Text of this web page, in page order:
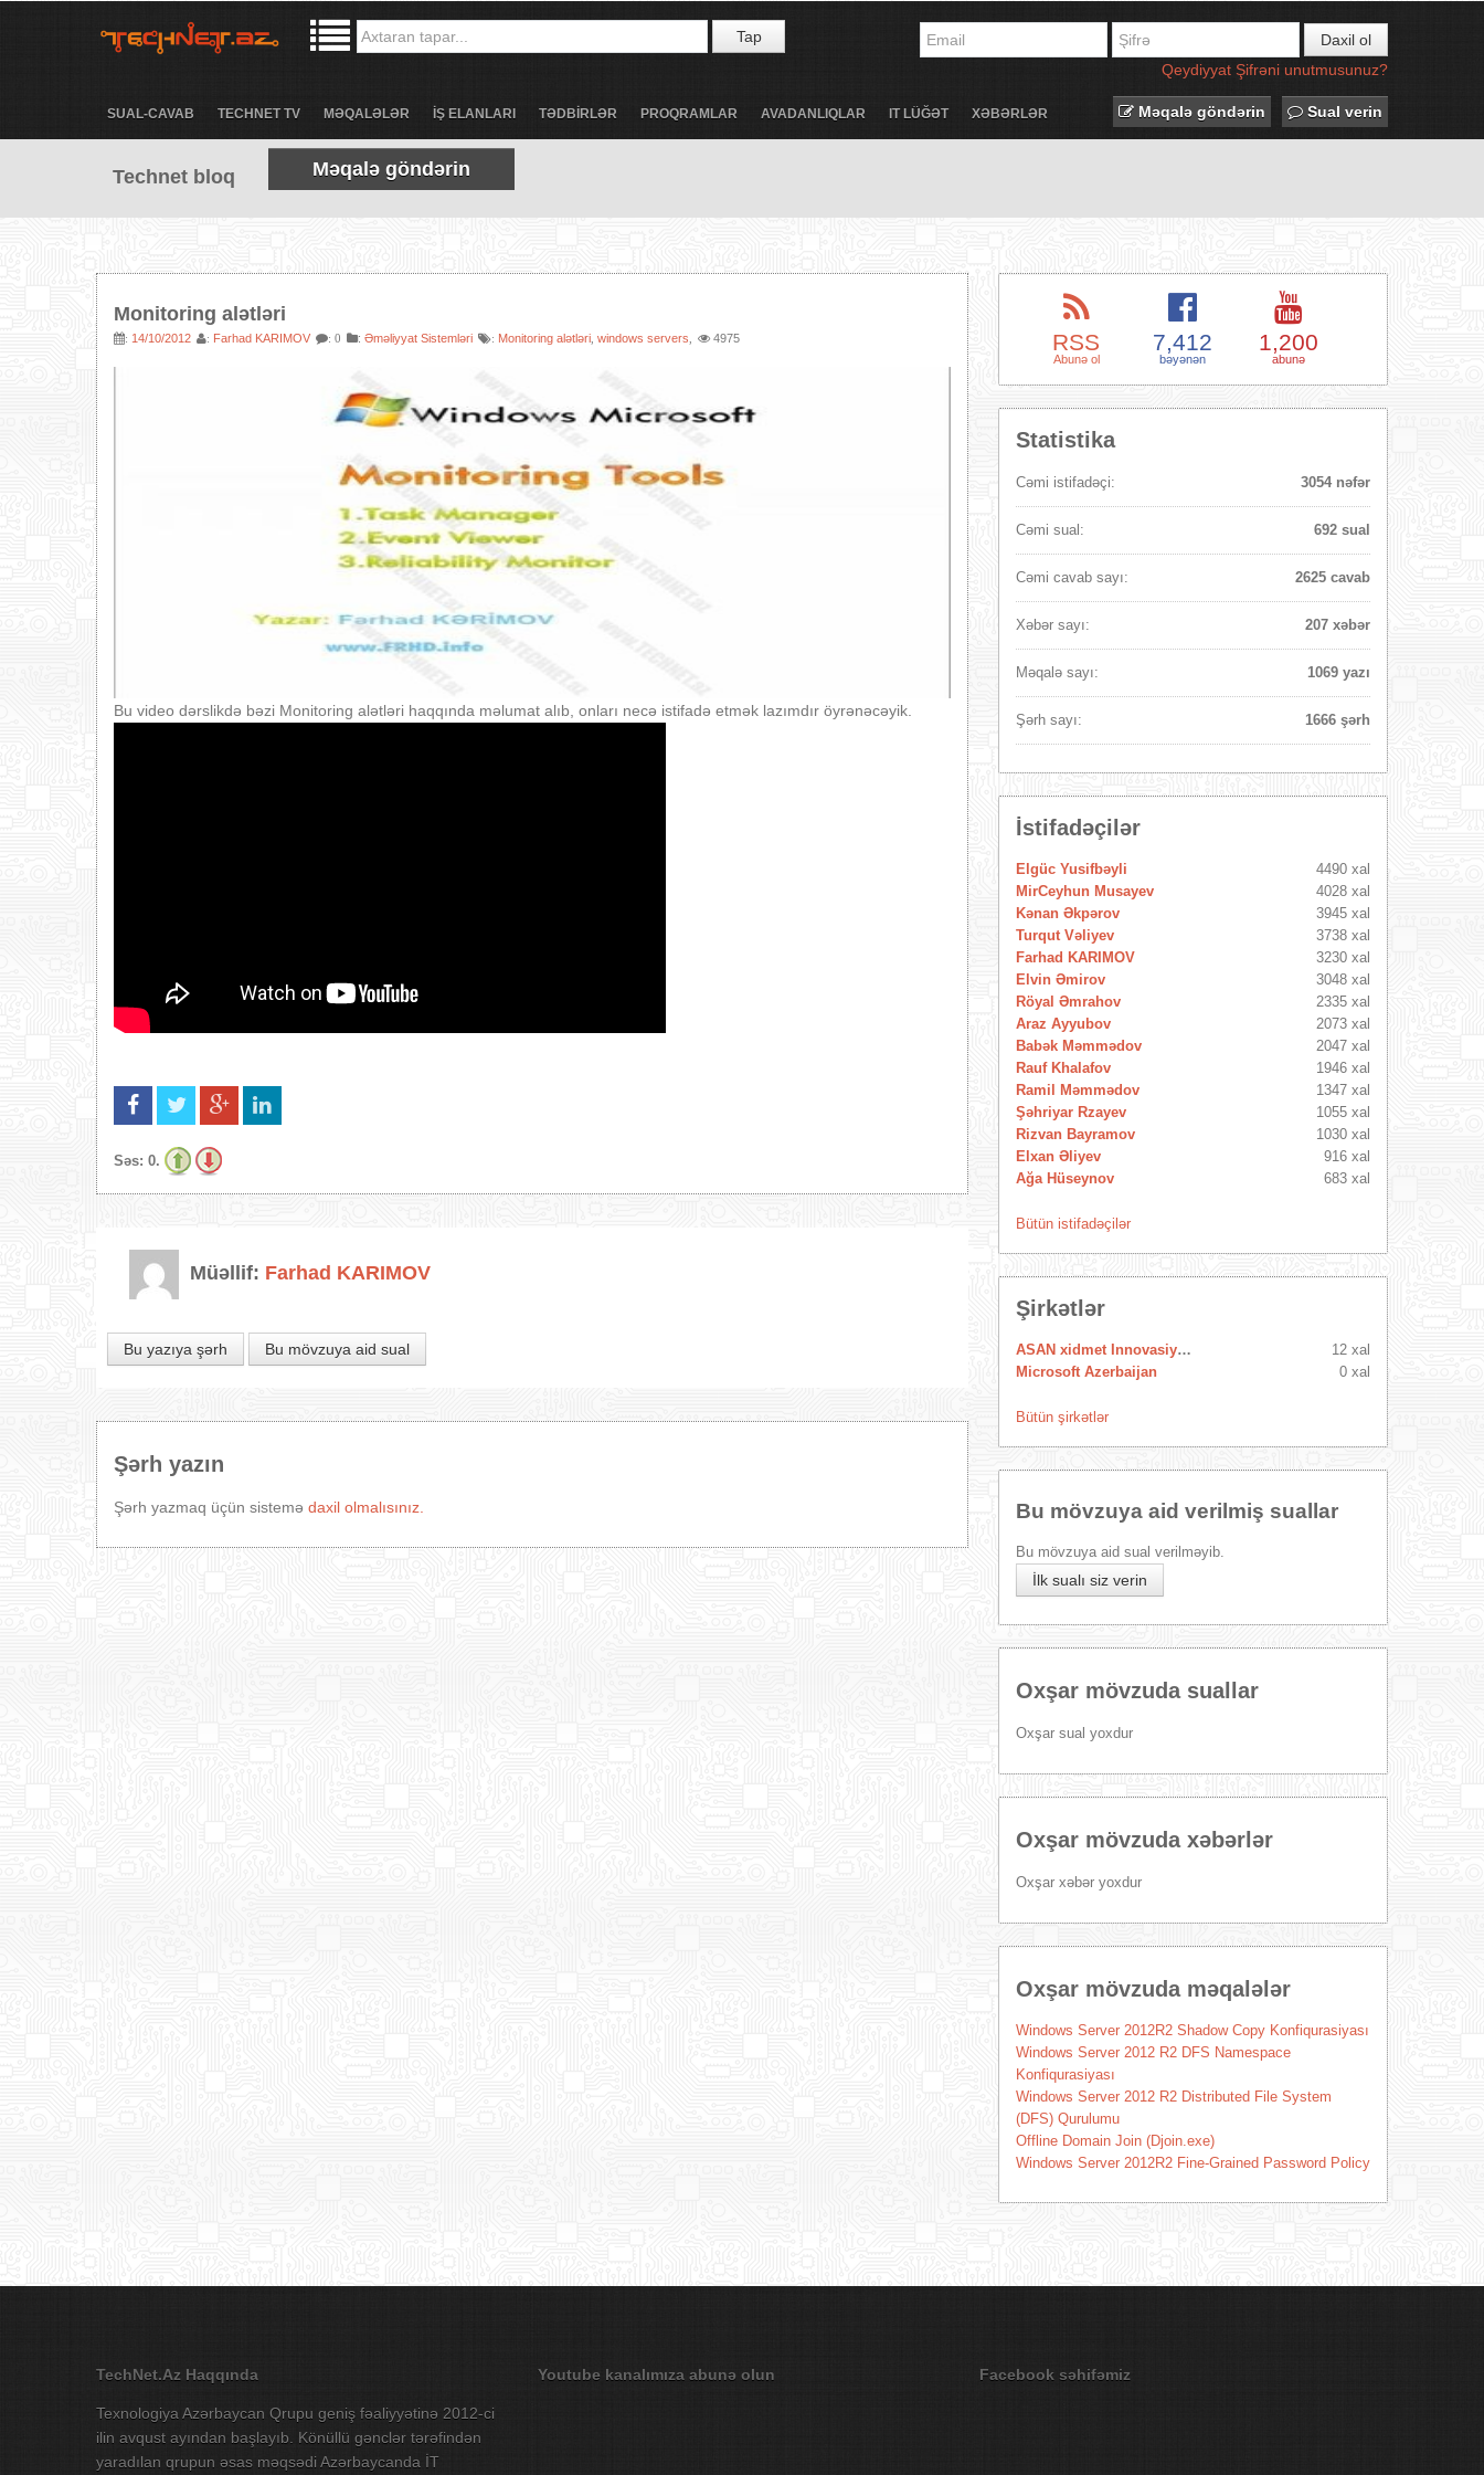
Tap
Daxil ol
Qeydiyyat Şifrəni unutmusunuz?
SUAL-CAVAB TECHNET TV MƏQALƏLƏR İŞ ELANLARI TƏDBİRLƏR PROQRAMLAR AVADANLIQLAR IT LÜĞƏT XƏBƏRLƏR Məqalə göndərin Sual verin
Technet bloq Məqalə göndərin
Monitoring alətləri
: 14/10/2012 : Farhad KARIMOV : 0 : Əməliyyat Sistemləri : Monitoring alətləri windows servers 4975
Bu video dərslikdə bəzi Monitoring alətləri haqqında məlumat alıb, onları necə istifadə etmək lazımdır öyrənəcəyik.
Səs: 0.
Müəllif: Farhad KARIMOV
Bu yazıya şərh Bu mövzuya aid sual
Şərh yazın
Şərh yazmaq üçün sistemə daxil olmalısınız.
RSS
Abunə ol
7,412
bəyənən
1,200
abunə
Statistika
Cəmi istifadəçi: 3054 nəfər
Cəmi sual: 692 sual
Cəmi cavab sayı: 2625 cavab
Xəbər sayı: 207 xəbər
Məqalə sayı: 1069 yazı
Şərh sayı: 1666 şərh
İstifadəçilər
Elgüc Yusifbəyli
4490 xal
MirCeyhun Musayev
4028 xal
Kənan Əkpərov
3945 xal
Turqut Vəliyev
3738 xal
Farhad KARIMOV
3230 xal
Elvin Əmirov
3048 xal
Röyal Əmrahov
2335 xal
Araz Ayyubov
2073 xal
Babək Məmmədov
2047 xal
Rauf Khalafov
1946 xal
Ramil Məmmədov
1347 xal
Şəhriyar Rzayev
1055 xal
Rizvan Bayramov
1030 xal
Elxan Əliyev
916 xal
Ağa Hüseynov
683 xal
Bütün istifadəçilər
Şirkətlər
ASAN xidmet Innovasiya Mərkəzi
12 xal
Microsoft Azerbaijan
0 xal
Bütün şirkətlər
Bu mövzuya aid verilmiş suallar
Bu mövzuya aid sual verilməyib.
İlk sualı siz verin
Oxşar mövzuda suallar
Oxşar sual yoxdur
Oxşar mövzuda xəbərlər
Oxşar xəbər yoxdur
Oxşar mövzuda məqalələr
Windows Server 2012R2 Shadow Copy Konfiqurasiyası
Windows Server 2012 R2 DFS Namespace
Konfiqurasiyası
Windows Server 2012 R2 Distributed File System
(DFS) Qurulumu
Offline Domain Join (Djoin.exe)
Windows Server 2012R2 Fine-Grained Password Policy
TechNet.Az Haqqında
Texnologiya Azərbaycan Qrupu geniş fəaliyyətinə 2012-ci
ilin avqust ayından başlayıb. Könüllü gənclər tərəfindən
yaradılan qrupun əsas məqsədi Azərbaycanda İT
Youtube kanalımıza abunə olun Facebook səhifəmiz